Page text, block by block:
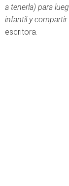
a tenerla) para
infantil y compartir
escritora.